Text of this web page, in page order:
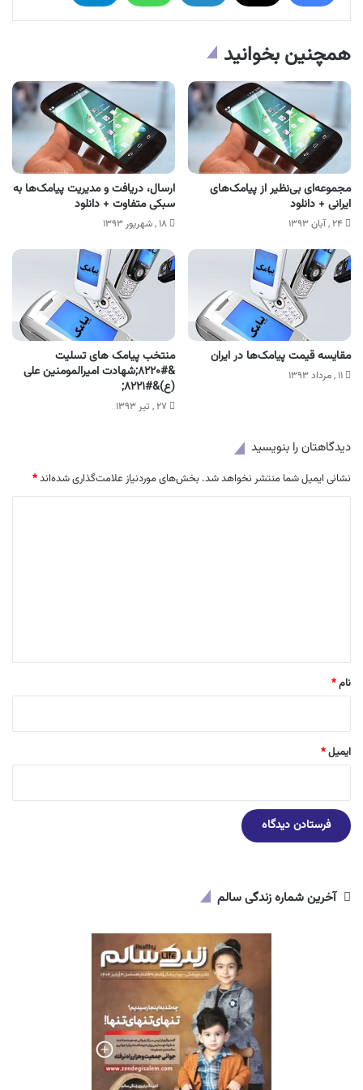
همچنین بخوانید
مجموعه‌ای بی‌نظیر از پیامک‌های
ایرانی + دانلود
۲۴ , آبان ۱۳۹۳
ارسال، دریافت و مدیریت پیامک‌ها به
سبکی متفاوت + دانلود
۱۸ , شهریور ۱۳۹۳
مقایسه قیمت پیامک‌ها در ایران
۱۱ , مرداد ۱۳۹۳
منتخب پیامک های تسلیت
&#۸۲۲۰;شهادت امیرالمومنین علی
(ع)&#۸۲۲۱;
۲۷ , تیر ۱۳۹۳
دیدگاهتان را بنویسید
نشانی ایمیل شما منتشر نخواهد شد. بخش‌های موردنیاز علامت‌گذاری شده‌اند*
نام*
ایمیل*
آخرین شماره زندگی سالم